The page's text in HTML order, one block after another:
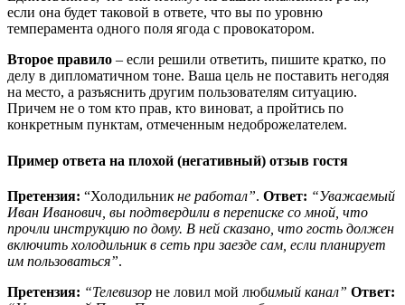
если она будет таковой в ответе, что вы по уровню
темперамента одного поля ягода с провокатором.
Второе правило – если решили ответить, пишите кратко, по
делу в дипломатичном тоне. Ваша цель не поставить негодяя
на место, а разъяснить другим пользователям ситуацию.
Причем не о том кто прав, кто виноват, а пройтись по
конкретным пунктам, отмеченным недоброжелателем.
Пример ответа на плохой (негативный) отзыв гостя
Претензия: “Холодильник не работал”. Ответ: “Уважаемый
Иван Иванович, вы подтвердили в переписке со мной, что
прочли инструкцию по дому. В ней сказано, что гость должен
включить холодильник в сеть при заезде сам, если планирует
им пользоваться”.
Претензия: “Телевизор не ловил мой любимый канал” Ответ: